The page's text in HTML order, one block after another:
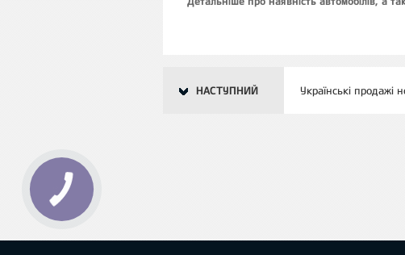
НАСТУПНИЙ Українські продажі
КНОПКА
ЗВ'ЯЗКУ